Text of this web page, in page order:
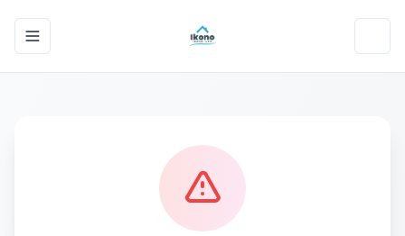
Toggle navigation menu